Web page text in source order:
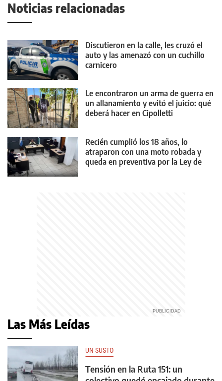
Noticias relacionadas
Discutieron en la calle, les cruzó el
auto y las amenazó con un cuchillo
carnicero
Le encontraron un arma de guerra en
un allanamiento y evitó el juicio: qué
deberá hacer en Cipolletti
Recién cumplió los 18 años, lo
atraparon con una moto robada y
queda en preventiva por la Ley de
Las Más Leídas
UN SUSTO
Tensión en la Ruta 151: un